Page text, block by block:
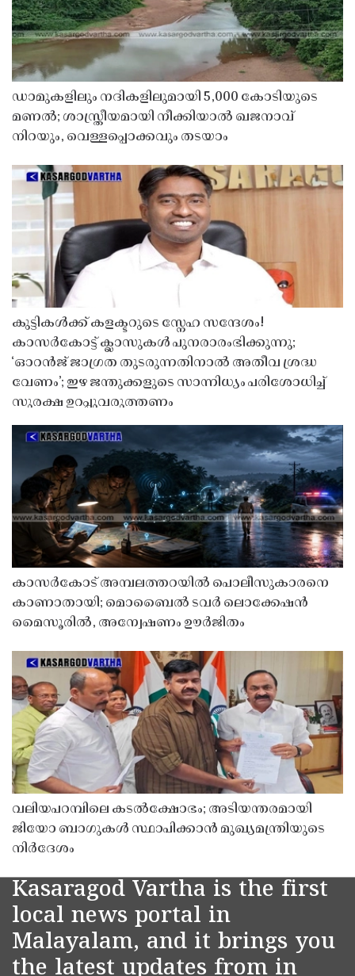
ഡാമുകളിലും നദികളിലുമായി 5,000 കോടിയുടെ
മണൽ; ശാസ്ത്രീയമായി നീക്കിയാൽ ഖജനാവ്
നിറയും, വെള്ളപ്പൊക്കവും തടയാം
കുട്ടികൾക്ക് കളക്ടറുടെ സ്നേഹ സന്ദേശം!
കാസർകോട്ട് ക്ലാസുകൾ പുനരാരംഭിക്കുന്നു;
‘ഓറൻജ് ജാഗ്രത തുടരുന്നതിനാൽ അതീവ ശ്രദ്ധ
വേണം’; ഇഴ ജന്തുക്കളുടെ സാന്നിധ്യം പരിശോധിച്ച്
സുരക്ഷ ഉറപ്പുവരുത്തണം
കാസർകോട് അമ്പലത്തറയിൽ പൊലീസുകാരനെ
കാണാതായി; മൊബൈൽ ടവർ ലൊക്കേഷൻ
മൈസൂരിൽ, അന്വേഷണം ഊർജിതം
വലിയപറമ്പിലെ കടൽക്ഷോഭം; അടിയന്തരമായി
ജിയോ ബാഗുകൾ സ്ഥാപിക്കാൻ മുഖ്യമന്ത്രിയുടെ
നിർദേശം
Kasaragod Vartha is the first
local news portal in
Malayalam, and it brings you
the latest updates from in